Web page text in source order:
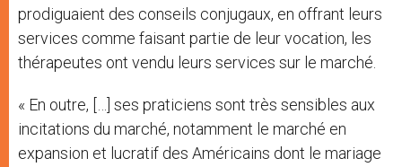
prodiguaient des conseils conjugaux, en offrant leurs
services comme faisant partie de leur vocation, les
thérapeutes ont vendu leurs services sur le marché.
« En outre, […] ses praticiens sont très sensibles aux
incitations du marché, notamment le marché en
expansion et lucratif des Américains dont le mariage